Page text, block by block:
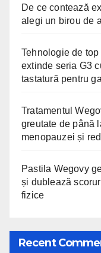
De ce contează
alegi un birou de
Tehnologie de
extinde seria G3
tastatură pentru
Tratamentul
greutate de până
menopauzei și
Pastila Wegovy
și dublează
fizice
Recent